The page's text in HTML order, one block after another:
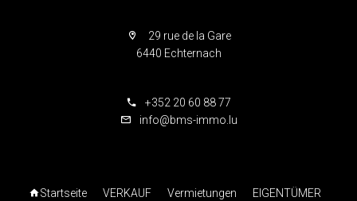
29 rue de la Gare
6440 Echternach
+352 20 60 88 77
info@bms-immo.lu
Startseite VERKAUF Vermietungen EIGENTÜMER